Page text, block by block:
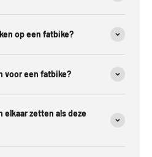
op een fatbike?
voor een fatbike?
elkaar zetten als deze